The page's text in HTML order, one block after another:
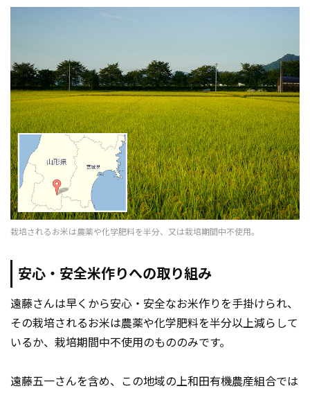
栽培されるお米は農薬や化学肥料を半分、又は栽培期間中不使用。
安心・安全米作りへの取り組み
遠藤さんは早くから安心・安全なお米作りを手掛けられ、
その栽培されるお米は農薬や化学肥料を半分以上減らして
いるか、栽培期間中不使用のもののみです。
遠藤五一さんを含め、この地域の上和田有機農産組合では